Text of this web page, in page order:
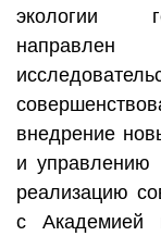
экологии
внедрение
и управлению
реализацию
с Академией